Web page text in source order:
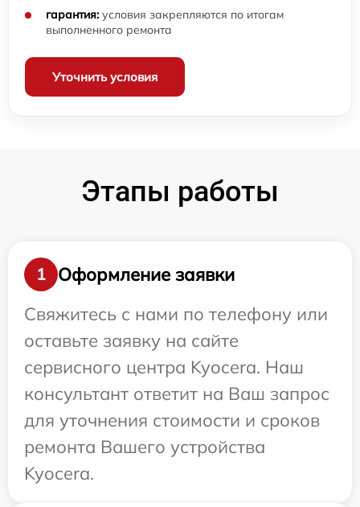
гарантия: условия закрепляются по итогам
выполненного ремонта
Уточнить условия
Этапы работы
1
Оформление заявки
Свяжитесь с нами по телефону или
оставьте заявку на сайте
сервисного центра Kyocera. Наш
консультант ответит на Ваш запрос
для уточнения стоимости и сроков
ремонта Вашего устройства
Kyocera.